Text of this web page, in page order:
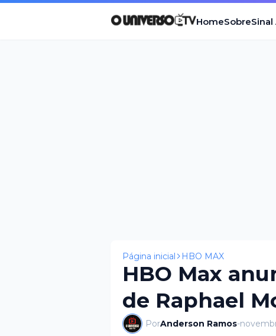
HomeSobre
Página inicial HBO MAX
HBO Max
de Raphael
PorAnderson Ramos-